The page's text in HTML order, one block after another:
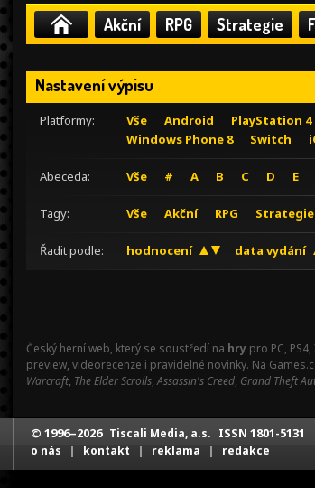
Akční RPG Strategie
Nastavení výpisu
Platformy: Vše Android PlayStation 4
Windows Phone 8
Switch
Abeceda: Vše # A B C D E
Tagy: Vše Akční RPG Strategie
Řadit podle: hodnocení data vydání
Český herní web, který se soustředí na hry pro PC,
preview, videorecenze i pravidelné novinky. Na
Warcraft, The Elder Scrolls,Assassin's Creed, Grand Theft
© 1996–2026 Tiscali Media, a.s. ISSN 1801-5131
o nás | kontakt | reklama | redakce